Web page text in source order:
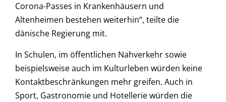
Corona-Passes in Krankenhäusern und
Altenheimen bestehen weiterhin“, teilte die
dänische Regierung mit.
In Schulen, im öffentlichen Nahverkehr sowie
beispielsweise auch im Kulturleben würden keine
Kontaktbeschränkungen mehr greifen. Auch in
Sport, Gastronomie und Hotellerie würden die